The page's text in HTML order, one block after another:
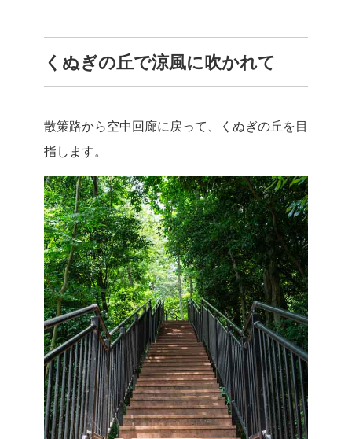
くぬぎの丘で涼風に吹かれて
散策路から空中回廊に戻って、くぬぎの丘を目
指します。